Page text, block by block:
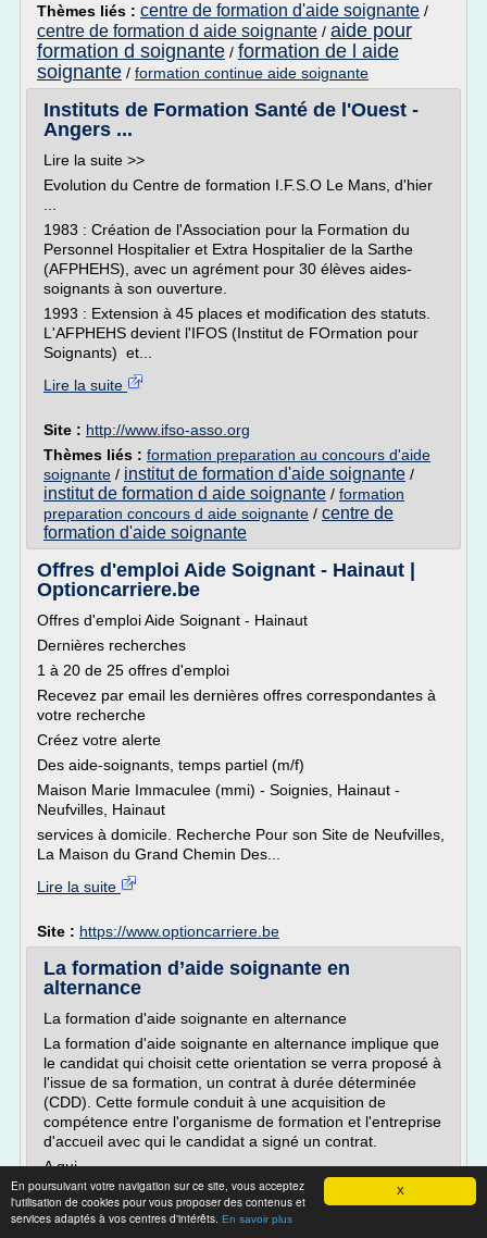
X
En poursuivant votre navigation sur ce site, vous acceptez
l'utilisation de cookies pour vous proposer des contenus et
services adaptés à vos centres d'intérêts. En savoir plus
Thèmes liés : centre de formation d'aide soignante /
centre de formation d aide soignante / aide pour
formation d soignante / formation de l aide
soignante / formation continue aide soignante
Instituts de Formation Santé de l'Ouest -
Angers ...
Lire la suite >>
Evolution du Centre de formation I.F.S.O Le Mans, d'hier
1983 : Création de l'Association pour la Formation du
Personnel Hospitalier et Extra Hospitalier de la Sarthe
(AFPHEHS), avec un agrément pour 30 élèves aides-
soignants à son ouverture.
1993 : Extension à 45 places et modification des statuts.
L'AFPHEHS devient l'IFOS (Institut de FOrmation pour
Soignants) et...
Lire la suite
Site : http://www.ifso-asso.org
Thèmes liés : formation preparation au concours d'aide
soignante / institut de formation d'aide soignante /
institut de formation d aide soignante / formation
preparation concours d aide soignante / centre de
formation d'aide soignante
Offres d'emploi Aide Soignant - Hainaut |
Optioncarriere.be
Offres d'emploi Aide Soignant - Hainaut
Dernières recherches
1 à 20 de 25 offres d'emploi
Recevez par email les dernières offres correspondantes à
votre recherche
Créez votre alerte
Des aide-soignants, temps partiel (m/f)
Maison Marie Immaculee (mmi) - Soignies, Hainaut -
Neufvilles, Hainaut
services à domicile. Recherche Pour son Site de Neufvilles,
La Maison du Grand Chemin Des...
Lire la suite
Site : https://www.optioncarriere.be
La formation d’aide soignante en
alternance
La formation d'aide soignante en alternance
La formation d'aide soignante en alternance implique que
le candidat qui choisit cette orientation se verra proposé à
l'issue de sa formation, un contrat à durée déterminée
(CDD). Cette formule conduit à une acquisition de
compétence entre l'organisme de formation et l'entreprise
d'accueil avec qui le candidat a signé un contrat.
A qui...
Lire la suite